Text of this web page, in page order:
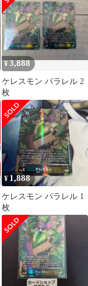
¥3,888
ケレスモン パラレル 2
枚
¥ 1,888
ケレスモン パラレル 1
枚